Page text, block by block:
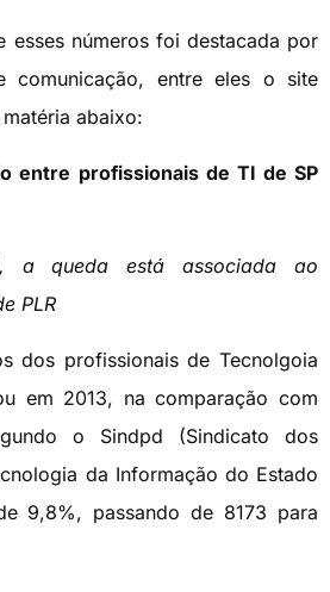
esses números foi destacada por
comunicação, entre eles o site
abaixo:
entre profissionais de TI de SP
a queda está associada ao
PLR
dos profissionais de Tecnolgoia
em 2013, na comparação com
o Sindpd (Sindicato dos
da Informação do Estado
9,8%, passando de 8173 para